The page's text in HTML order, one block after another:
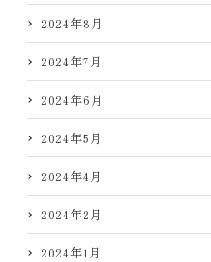
2024年8月
2024年7月
2024年6月
2024年5月
2024年4月
2024年2月
2024年1月